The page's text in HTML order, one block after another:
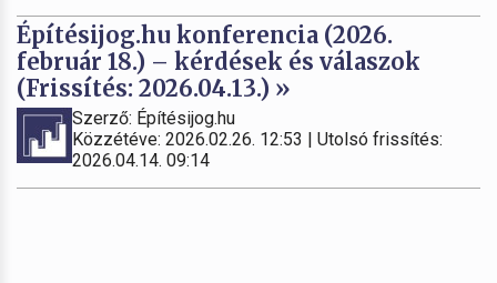
Építésijog.hu konferencia (2026.
február 18.) – kérdések és válaszok
(Frissítés: 2026.04.13.) »
Szerző: Építésijog.hu
Közzétéve: 2026.02.26. 12:53 | Utolsó frissítés:
2026.04.14. 09:14